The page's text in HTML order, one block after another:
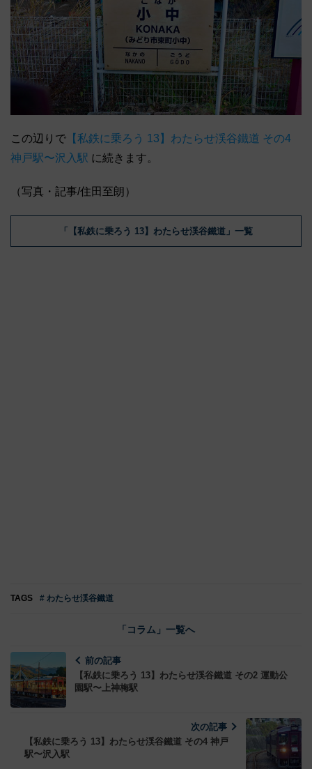
この辺りで 【私鉄に乗ろう 13】わたらせ渓谷鐵道 その4
神戸駅〜沢入駅 に続きます。
（写真・記事/住田至朗）
「【私鉄に乗ろう 13】わたらせ渓谷鐵道」一覧
TAGS # わたらせ渓谷鐵道
「コラム」一覧へ
前の記事
【私鉄に乗ろう 13】わたらせ渓谷鐵道 その2 運動公
園駅〜上神梅駅
次の記事
【私鉄に乗ろう 13】わたらせ渓谷鐵道 その4 神戸
駅〜沢入駅